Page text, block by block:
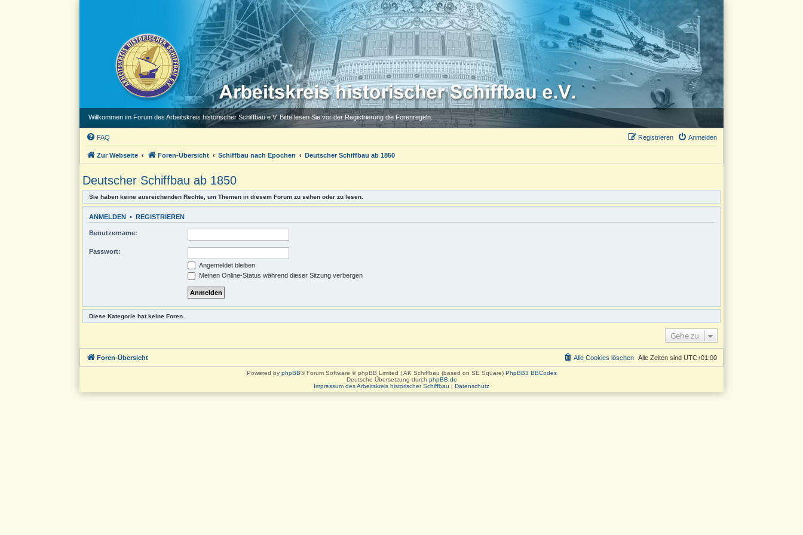
Willkommen im Forum des Arbeitskreis historischer Schiffbau e.V. Bitte lesen Sie vor der Registrierung die Forenregeln.
FAQ Anmelden
Registrieren
Zur Webseite Foren-Übersicht Schiffbau nach Epochen Deutscher Schiffbau ab 1850
Deutscher Schiffbau ab 1850
Sie haben keine ausreichenden Rechte, um Themen in diesem Forum zu sehen oder zu lesen.
ANMELDEN • REGISTRIEREN
Benutzername:
Passwort:
Angemeldet bleiben
Meinen Online-Status während dieser Sitzung verbergen
Diese Kategorie hat keine Foren.
Gehe zu
Foren-Übersicht Alle Zeiten sind UTC+01:00
Alle Cookies löschen
Powered by phpBB® Forum Software © phpBB Limited | AK Schiffbau (based on SE Square) PhpBB3 BBCodes
Deutsche Übersetzung durch phpBB.de
Impressum des Arbeitskreis historischer Schiffbau | Datenschutz